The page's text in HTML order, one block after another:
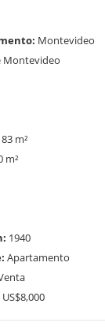
Montevideo
Montevideo
83 m²
m²
1940
Apartamento
US$8,000